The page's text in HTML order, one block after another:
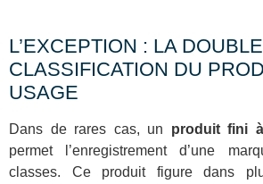
L’EXCEPTION : LA DOUBLE
CLASSIFICATION DU
USAGE
Dans de rares cas, un produit fini
permet l’enregistrement d’une
classes. Ce produit figure dans